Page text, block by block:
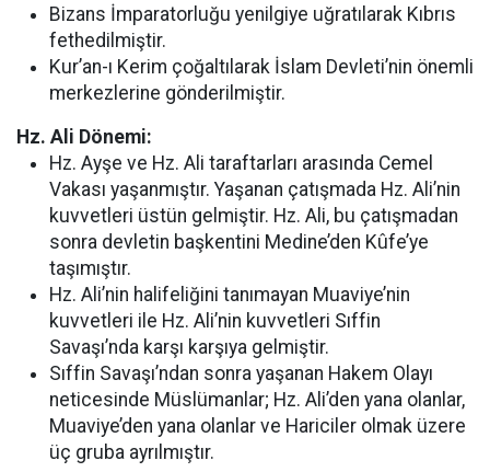
Bizans İmparatorluğu yenilgiye uğratılarak Kıbrıs
fethedilmiştir.
Kur’an-ı Kerim çoğaltılarak İslam Devleti’nin önemli
merkezlerine gönderilmiştir.
Hz. Ali Dönemi:
Hz. Ayşe ve Hz. Ali taraftarları arasında Cemel
Vakası yaşanmıştır. Yaşanan çatışmada Hz. Ali’nin
kuvvetleri üstün gelmiştir. Hz. Ali, bu çatışmadan
sonra devletin başkentini Medine’den Kûfe’ye
taşımıştır.
Hz. Ali’nin halifeliğini tanımayan Muaviye’nin
kuvvetleri ile Hz. Ali’nin kuvvetleri Sıffin
Savaşı’nda karşı karşıya gelmiştir.
Sıffin Savaşı’ndan sonra yaşanan Hakem Olayı
neticesinde Müslümanlar; Hz. Ali’den yana olanlar,
Muaviye’den yana olanlar ve Hariciler olmak üzere
üç gruba ayrılmıştır.